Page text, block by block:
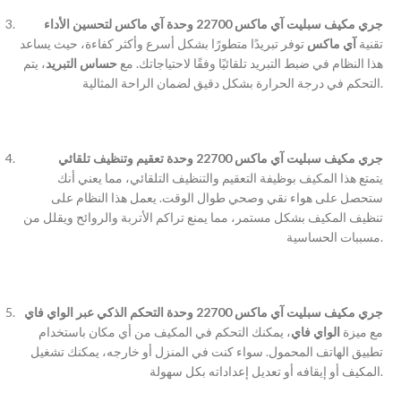
جري مكيف سبليت آي ماكس 22700 وحدة آي ماكس لتحسين الأداء
تقنية آي ماكس توفر تبريدًا متطورًا بشكل أسرع وأكثر كفاءة، حيث يساعد
هذا النظام في ضبط التبريد تلقائيًا وفقًا لاحتياجاتك. مع حساس التبريد، يتم
التحكم في درجة الحرارة بشكل دقيق لضمان الراحة المثالية.
جري مكيف سبليت آي ماكس 22700 وحدة تعقيم وتنظيف تلقائي
يتمتع هذا المكيف بوظيفة التعقيم والتنظيف التلقائي، مما يعني أنك
ستحصل على هواء نقي وصحي طوال الوقت. يعمل هذا النظام على
تنظيف المكيف بشكل مستمر، مما يمنع تراكم الأتربة والروائح ويقلل من
مسببات الحساسية.
جري مكيف سبليت آي ماكس 22700 وحدة التحكم الذكي عبر الواي فاي
مع ميزة الواي فاي، يمكنك التحكم في المكيف من أي مكان باستخدام
تطبيق الهاتف المحمول. سواء كنت في المنزل أو خارجه، يمكنك تشغيل
المكيف أو إيقافه أو تعديل إعداداته بكل سهولة.